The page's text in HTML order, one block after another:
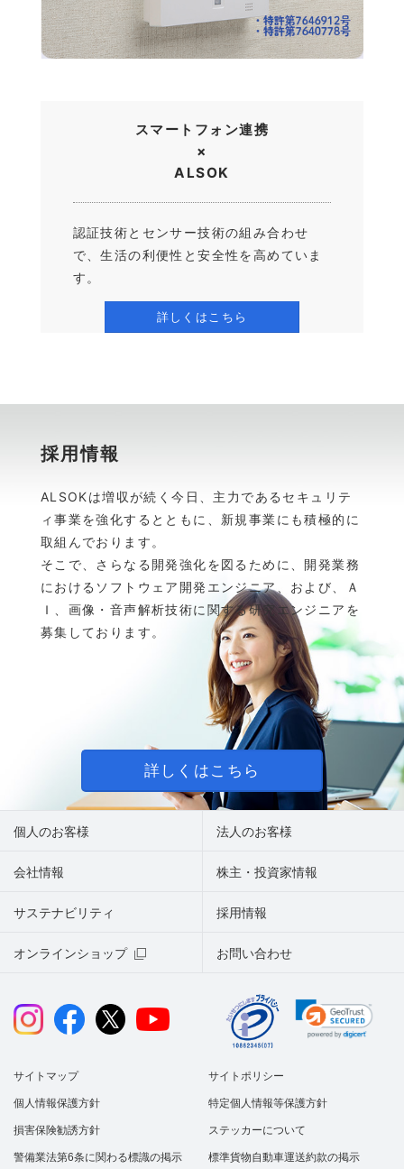
スマートフォン連携
×
ALSOK
認証技術とセンサー技術の組み合わせ
で、生活の利便性と安全性を高めていま
す。
詳しくはこちら
採用情報
ALSOKは増収が続く今日、主力であるセキュリテ
ィ事業を強化するとともに、新規事業にも積極的に
取組んでおります。
そこで、さらなる開発強化を図るために、開発業務
におけるソフトウェア開発エンジニア、および、Ａ
Ｉ、画像・音声解析技術に関する研究エンジニアを
募集しております。
詳しくはこちら
個人のお客様 法人のお客様
会社情報 株主・投資家情報
サステナビリティ
オンラインショップ お問い合わせ
採用情報
サイトマップ サイトポリシー
個人情報保護方針 特定個人情報等保護方針
損害保険勧誘方針 ステッカーについて
警備業法第6条に関わる標識の掲示 標準貨物自動車運送約款の掲示